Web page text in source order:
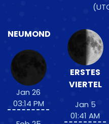
NEUMOND
Jan 26
03:14 PM
ERSTES
VIERTEL
Jan 5
01:41 AM